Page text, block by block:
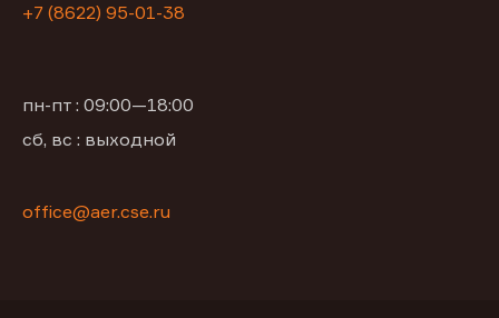
+7 (8622) 95-01-38
пн-пт : 09:00—18:00
сб, вс : выходной
office@aer.cse.ru